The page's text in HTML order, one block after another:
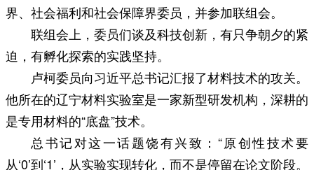
界、社会福利和社会保障界委员，并参加联组会。
联组会上，委员们谈及科技创新，有只争朝夕的紧
迫，有孵化探索的实践坚持。
卢柯委员向习近平总书记汇报了材料技术的攻关。
他所在的辽宁材料实验室是一家新型研发机构，深耕的
是专用材料的“底盘”技术。
总书记对这一话题饶有兴致：“原创性技术要
从‘0’到‘1’，从实验实现转化，而不是停留在论文阶段。